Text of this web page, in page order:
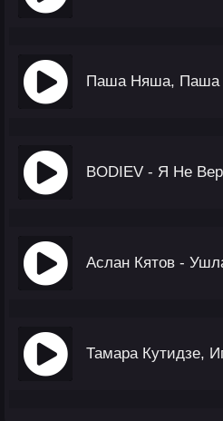
Паша Няша, Паша
BODIEV - Я Не
Аслан Кятов -